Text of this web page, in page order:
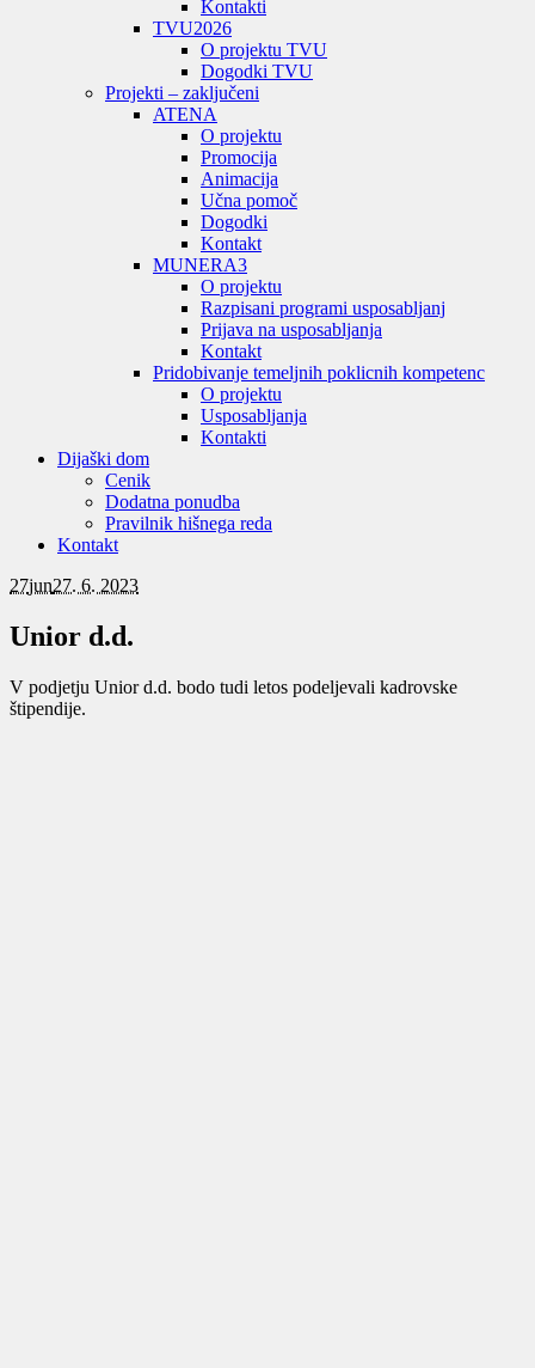
Kontakti
TVU2026
O projektu TVU
Dogodki TVU
Projekti – zaključeni
ATENA
O projektu
Promocija
Animacija
Učna pomoč
Dogodki
Kontakt
MUNERA3
O projektu
Razpisani programi usposabljanj
Prijava na usposabljanja
Kontakt
Pridobivanje temeljnih poklicnih kompetenc
O projektu
Usposabljanja
Kontakti
Dijaški dom
Cenik
Dodatna ponudba
Pravilnik hišnega reda
Kontakt
27jun27. 6. 2023
Unior d.d.
V podjetju Unior d.d. bodo tudi letos podeljevali kadrovske
štipendije.